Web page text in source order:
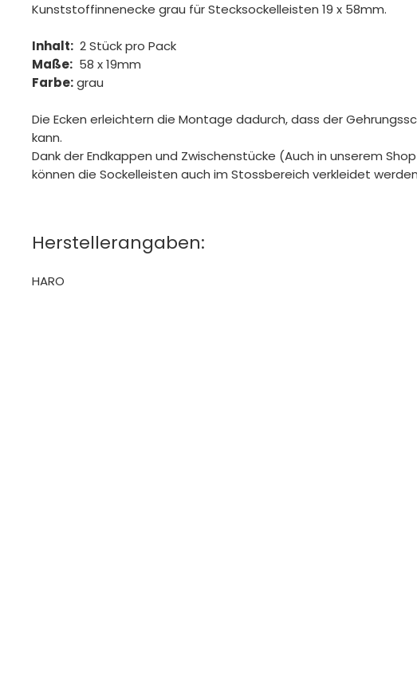
Kunststoffinnenecke grau für Stecksockelleisten 19 x 58mm.
Inhalt: 2 Stück pro Pack
Maße: 58 x 19mm
Farbe:grau
Die Ecken erleichtern die Montage dadurch, dass der
kann.
Dank der Endkappen und Zwischenstücke (Auch in unserem
können die Sockelleisten auch im Stossbereich verkleidet
Herstellerangaben:
HARO